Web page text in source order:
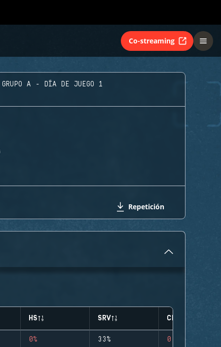
Co-streaming
GRUPO A - DÍA DE JUEGO 1
Repetición
HS SRV CLUTCHES
0% 33% 0